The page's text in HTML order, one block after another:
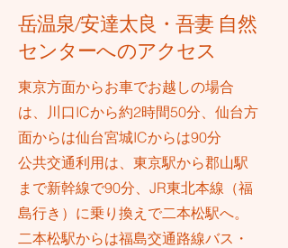
岳温泉/安達太良・吾妻 自然
センターへのアクセス
​東京方面からお車でお越しの場合
は、川口ICから約2時間50分、仙台方
面からは仙台宮城ICからは90分
公共交通利用は、東京駅から郡山駅
まで新幹線で90分、JR東北本線（福
島行き）に乗り換えで二本松駅へ。
​二本松駅からは福島交通路線バス・